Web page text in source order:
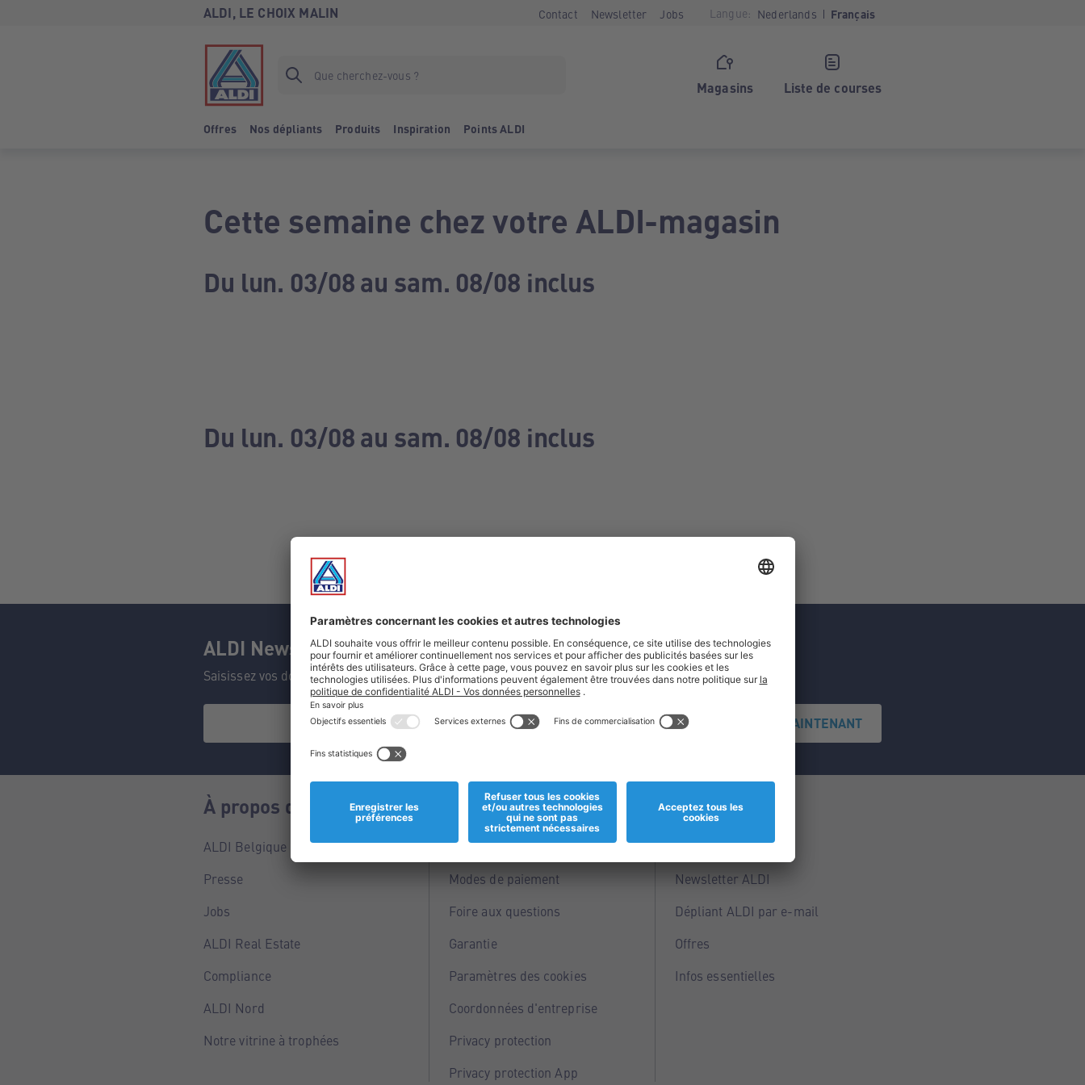
ALDI, LE CHOIX MALIN Contact Newsletter Jobs Langue: Nederlands Français
Magasins Liste de courses
Offres Nos dépliants Produits Inspiration Points ALDI
Cette semaine chez votre ALDI-magasin
Du lun. 03/08 au sam. 08/08 inclus
Du lun. 03/08 au sam. 08/08 inclus
ALDI Newsletter
Saisissez vos données et ne manquez aucune de nos offres.
S'INSCRIRE MAINTENANT
À propos de nous
ALDI Belgique
Presse
Jobs
ALDI Real Estate
Compliance
ALDI Nord
Notre vitrine à trophées
Informations
Magasins
Modes de paiement
Foire aux questions
Garantie
Paramètres des cookies
Coordonnées d'entreprise
Privacy protection
Privacy protection App
Service
Points ALDI
Newsletter ALDI
Dépliant ALDI par e-mail
Offres
Infos essentielles